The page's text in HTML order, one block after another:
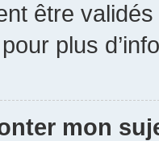
être
plus
mon